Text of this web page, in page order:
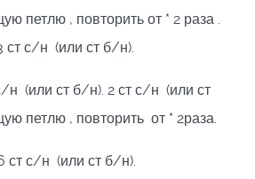
петлю , повторить от * 2 раза .
ст с/н (или ст б/н).
н (или ст б/н). 2 ст с/н (или ст
петлю , повторить от * 2раза.
ст с/н (или ст б/н).